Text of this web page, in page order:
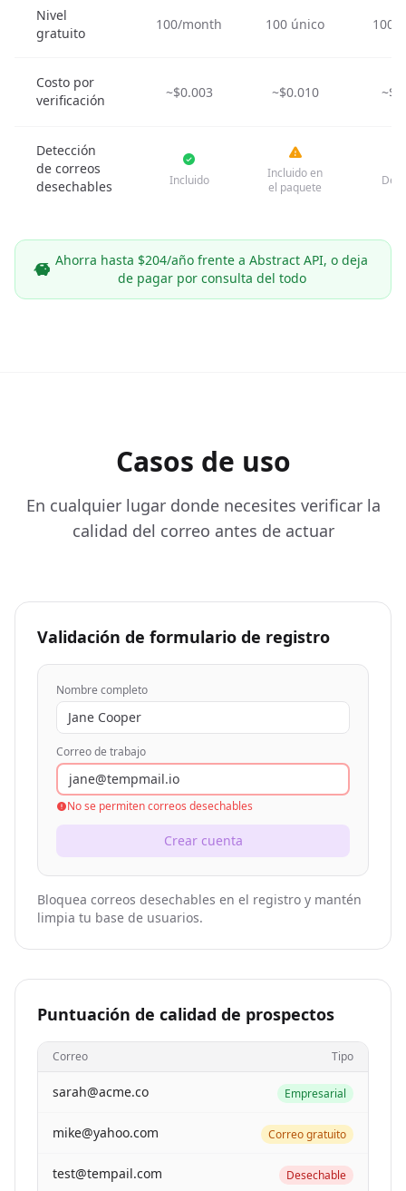
Nivel
gratuito
100/month 100 único 100/
Costo por
verificación
~$0.003 ~$0.010
Detección
de correos
desechables
Incluido
Incluido en
el paquete
Ahorra hasta $204/año frente a Abstract API, o deja
de pagar por consulta del todo
Casos de uso
En cualquier lugar donde necesites verificar la
calidad del correo antes de actuar
Validación de formulario de registro
Nombre completo
Jane Cooper
Correo de trabajo
jane@tempmail.io
No se permiten correos desechables
Crear cuenta
Bloquea correos desechables en el registro y mantén
limpia tu base de usuarios.
Puntuación de calidad de prospectos
Correo Tipo
sarah@acme.co Empresarial
mike@yahoo.com Correo gratuito
test@tempail.com Desechable